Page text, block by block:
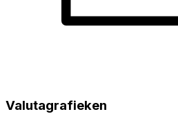
Valutagrafieken